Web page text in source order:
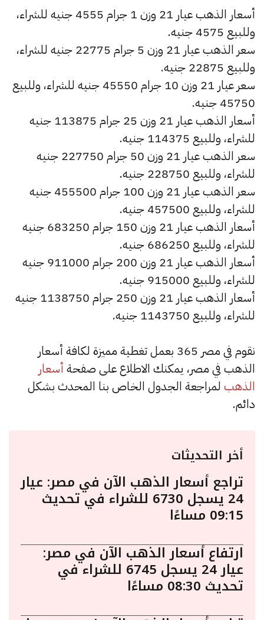
أسعار الذهب عيار 21 وزن 1 جرام 4555 جنيه للشراء،
وللبيع 4575 جنيه.
سعر الذهب عيار 21 وزن 5 جرام 22775 جنيه للشراء،
وللبيع 22875 جنيه.
سعر عيار 21 وزن 10 جرام 45550 جنيه للشراء، وللبيع
45750 جنيه.
أسعار الذهب عيار 21 وزن 25 جرام 113875 جنيه
للشراء، وللبيع 114375 جنيه.
سعر الذهب عيار 21 وزن 50 جرام 227750 جنيه
للشراء، وللبيع 228750 جنيه.
سعر الذهب عيار 21 وزن 100 جرام 455500 جنيه
للشراء، وللبيع 457500 جنيه.
أسعار الذهب عيار 21 وزن 150 جرام 683250 جنيه
للشراء، وللبيع 686250 جنيه.
أسعار الذهب عيار 21 وزن 200 جرام 911000 جنيه
للشراء، وللبيع 915000 جنيه.
أسعار الذهب عيار 21 وزن 250 جرام 1138750 جنيه
للشراء، وللبيع 1143750 جنيه.
نقوم في مصر 365 بعمل تغطية مميزة لكافة أسعار
الذهب في مصر، يمكنك الاطلاع على صفحة أسعار
الذهب لمراجعة الجدول الخاص بنا المحدث بشكل
دائم.
أخر التحديثات
تراجع أسعار الذهب الآن في مصر: عيار
24 يسجل 6730 للشراء في تحديث
09:15 مساءًا
ارتفاع أسعار الذهب الآن في مصر:
عيار 24 يسجل 6745 للشراء في
تحديث 08:30 مساءًا